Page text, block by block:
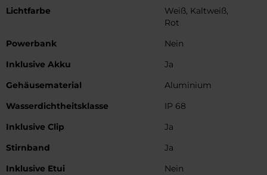
Lichtfarbe
Weiß, Kaltweiß,
Rot
Powerbank
Nein
Inklusive Akku
Ja
Gehäusematerial
Aluminium
Wasserdichtheitsklasse
IP 68
Inklusive Clip
Ja
Stirnband
Ja
Inklusive Etui
Nein